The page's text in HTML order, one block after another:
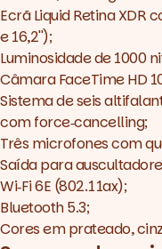
Ecrã Liquid Retina XDR
e 16,2'');
Luminosidade de 1000
Câmara FaceTime HD
Sistema de seis
com force‑cancelling;
Três microfones com
Saída para
Wi‑Fi 6E (802.11ax);
Bluetooth 5.3;
Cores em prateado,